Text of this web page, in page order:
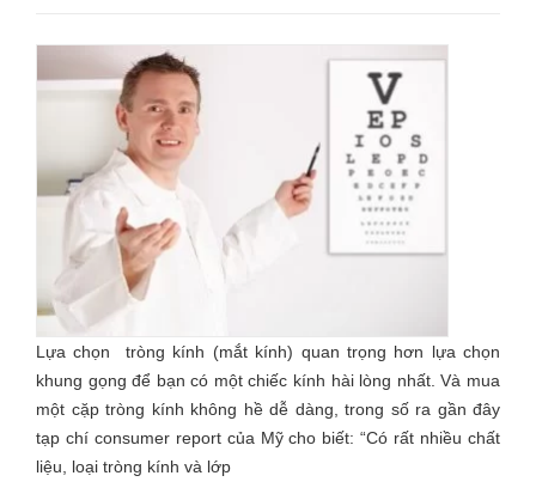
Lựa chọn tròng kính (mắt kính) quan trọng hơn lựa chọn
khung gọng để bạn có một chiếc kính hài lòng nhất. Và mua
một cặp tròng kính không hề dễ dàng, trong số ra gần đây
tạp chí consumer report của Mỹ cho biết: “Có rất nhiều chất
liệu, loại tròng kính và lớp